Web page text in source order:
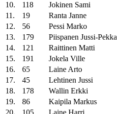
10.
118 Jokinen Sami
11.
19 Ranta Janne
12.
56 Pessi Marko
13.
179 Piispanen Jussi-Pekka
14.
121 Raittinen Matti
15.
191 Jokela Ville
16.
65 Laine Arto
17.
45 Lehtinen Jussi
18.
178 Wallin Erkki
19.
86 Kaipila Markus
20.
105 Laine Harri